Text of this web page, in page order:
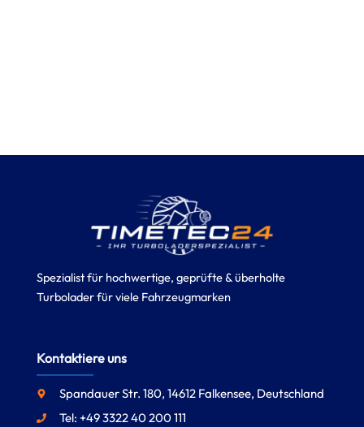
Spezialist für hochwertige, geprüfte & überholte
Turbolader für viele Fahrzeugmarken
Kontaktiere uns
Spandauer Str. 180, 14612 Falkensee, Deutschland
Tel: +49 3322 40 200 111